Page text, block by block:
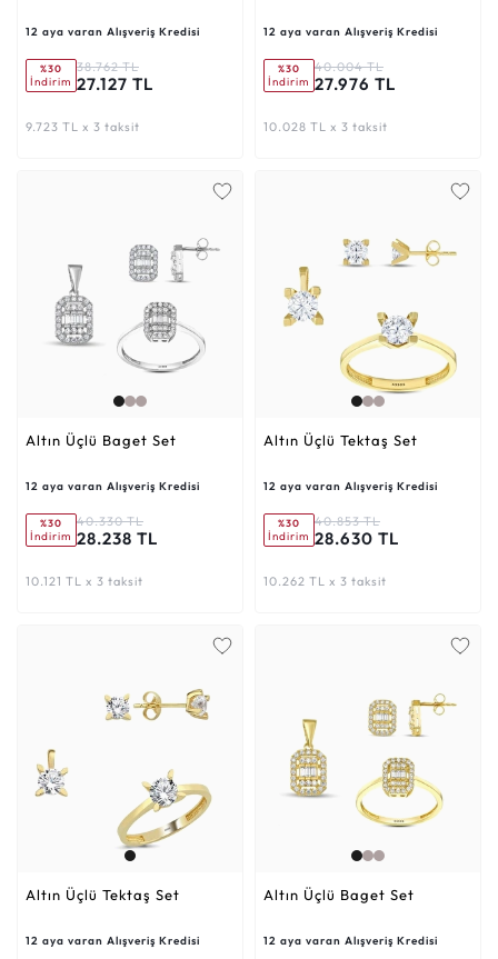
12 aya varan Alışveriş Kredisi
%30
İndirim
38.762 TL
27.127 TL
9.723 TL x 3 taksit
12 aya varan Alışveriş Kredisi
%30
İndirim
40.004 TL
27.976 TL
10.028 TL x 3 taksit
Altın Üçlü Baget Set
12 aya varan Alışveriş Kredisi
%30
İndirim
40.330 TL
28.238 TL
10.121 TL x 3 taksit
Altın Üçlü Tektaş Set
12 aya varan Alışveriş Kredisi
%30
İndirim
40.853 TL
28.630 TL
10.262 TL x 3 taksit
Altın Üçlü Tektaş Set
12 aya varan Alışveriş Kredisi
Altın Üçlü Baget Set
12 aya varan Alışveriş Kredisi